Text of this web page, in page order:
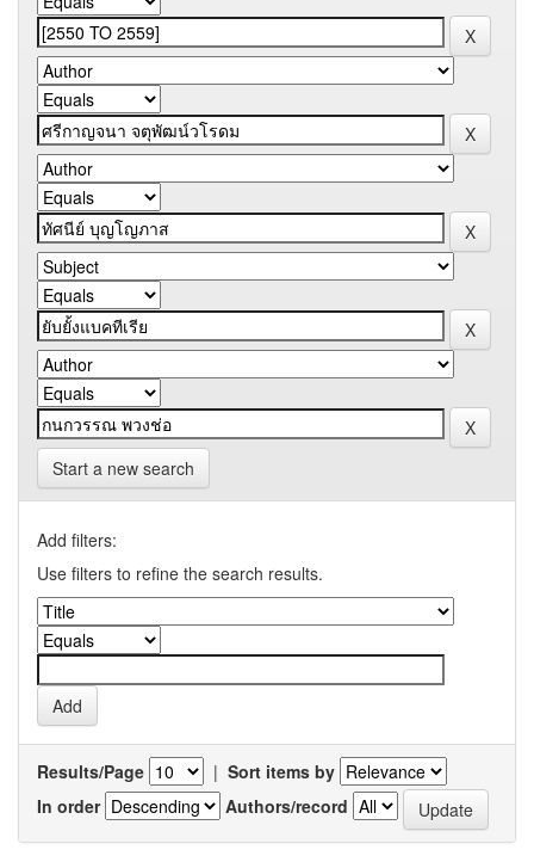
Start a new search
Add filters:
Use filters to refine the search results.
Results/Page | Sort items by
In order
Authors/record